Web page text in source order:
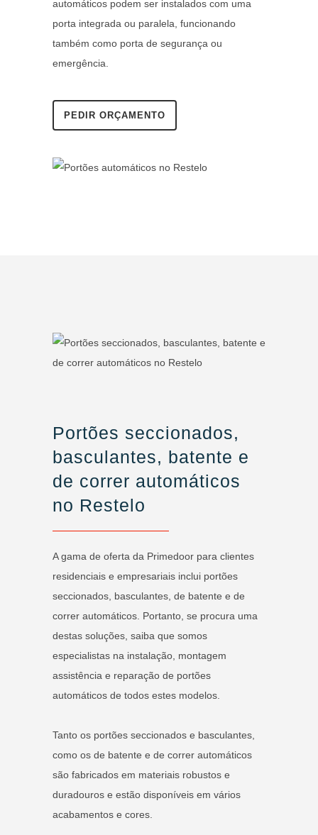
automáticos podem ser instalados com uma
porta integrada ou paralela, funcionando
também como porta de segurança ou
emergência.
PEDIR ORÇAMENTO
Portões seccionados,
basculantes, batente e
de correr automáticos
no Restelo
A gama de oferta da Primedoor para clientes
residenciais e empresariais inclui portões
seccionados, basculantes, de batente e de
correr automáticos. Portanto, se procura uma
destas soluções, saiba que somos
especialistas na instalação, montagem
assistência e reparação de portões
automáticos de todos estes modelos.
Tanto os portões seccionados e basculantes,
como os de batente e de correr automáticos
são fabricados em materiais robustos e
duradouros e estão disponíveis em vários
acabamentos e cores.